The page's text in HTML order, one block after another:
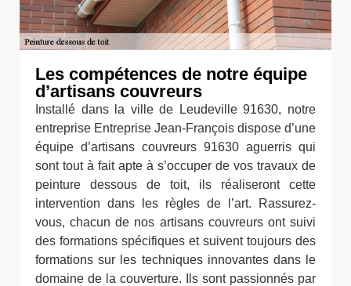
Les compétences de notre équipe
d’artisans couvreurs
Installé dans la ville de Leudeville 91630, notre
entreprise Entreprise Jean-François dispose d’une
équipe d’artisans couvreurs 91630 aguerris qui
sont tout à fait apte à s’occuper de vos travaux de
peinture dessous de toit, ils réaliseront cette
intervention dans les règles de l’art. Rassurez-
vous, chacun de nos artisans couvreurs ont suivi
des formations spécifiques et suivent toujours des
formations sur les techniques innovantes dans le
domaine de la couverture. Ils sont passionnés par